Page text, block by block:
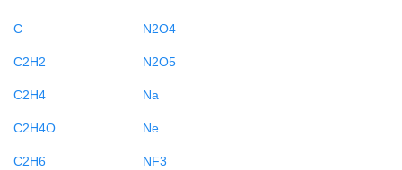
C
C2H2
C2H4
C2H4O
C2H6
N2O4
N2O5
Na
Ne
NF3